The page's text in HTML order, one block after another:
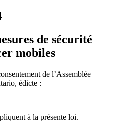
de sécurité
mobiles
de l’Assemblée
édicte :
à la présente loi.